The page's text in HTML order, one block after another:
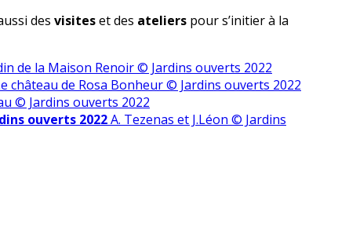
des visiteset des ateliers pour s’initier à la
de la Maison Renoir © Jardins ouverts 2022
château de Rosa Bonheur © Jardins ouverts 2022
© Jardins ouverts 2022
ouverts 2022A. Tezenas et J.Léon © Jardins